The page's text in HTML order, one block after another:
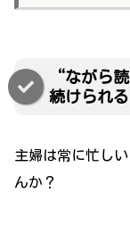
“ながら
続けられる
主婦は常に忙し
んか？